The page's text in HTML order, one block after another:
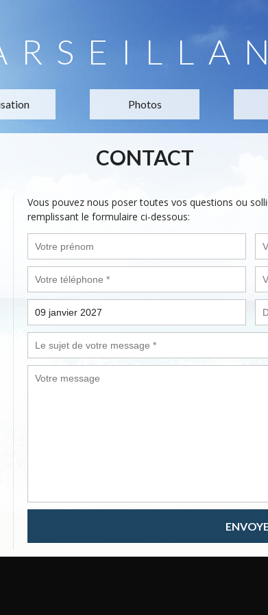
Photos
CONTACT
Vous pouvez nous poser toutes vos questions ou
remplissant le formulaire ci-dessous: